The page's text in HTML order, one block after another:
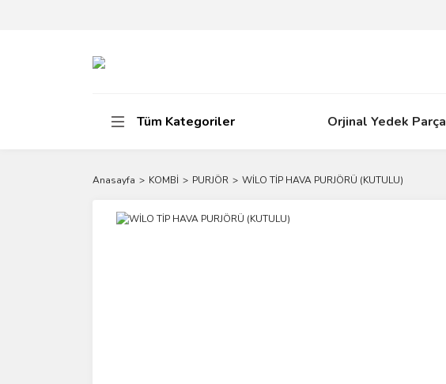
Tüm Kategoriler Orjinal Yedek Parça
Anasayfa KOMBİ PURJÖR WİLO TİP HAVA PURJÖRÜ (KUTULU)